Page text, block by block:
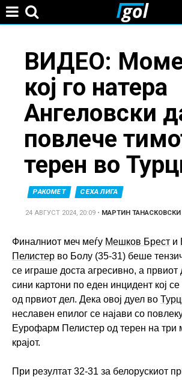
here
ВИДЕО:
кој го натера
Ангеловски
повлече
терен во
РАКОМЕТ СЕХА ЛИГА
24 АВГУСТ 2024, 20:09 • МАРТИН ТАНАСКОВСКИ
Финалниот меч меѓу Мешков Брест и
Пелистер во Болу (35-31) беше
се играше доста агресивно, а првиот
сини картони по еден инцидент кој се
од првиот дел. Дека овој дуел во
неславен епилог се најави со
Еурофарм Пелистер од терен на три
крајот.
При резултат 32-31 за белорускиот